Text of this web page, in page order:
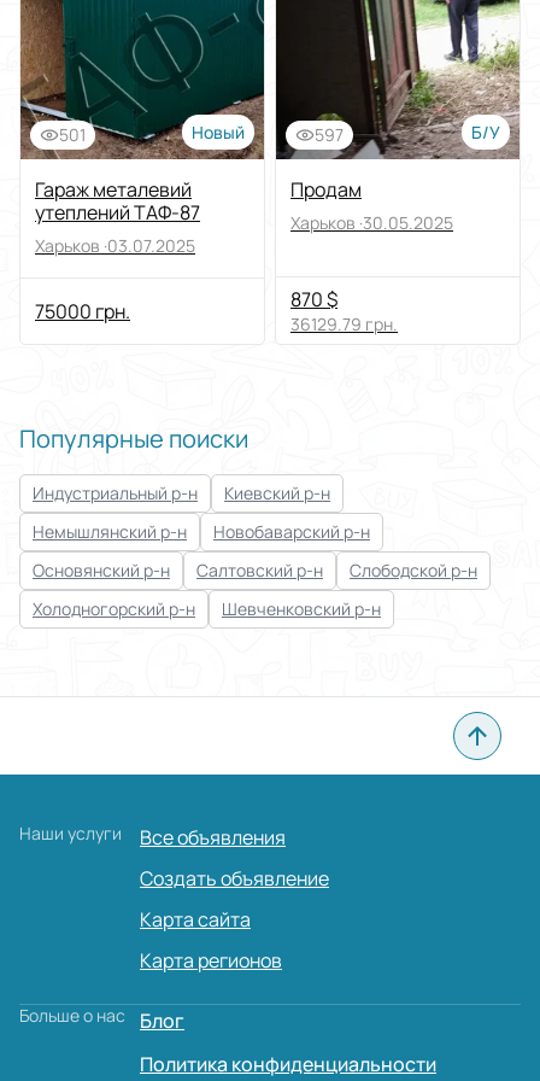
501 Новый
Гараж металевий
утеплений ТАФ-87
Харьков ·03.07.2025
75000 грн.
597 Б/У
Продам
Харьков ·30.05.2025
870 $
36129.79 грн.
Популярные поиски
Индустриальный р-н
Киевский р-н
Немышлянский р-н
Новобаварский р-н
Основянский р-н
Салтовский р-н
Слободской р-н
Холодногорский р-н
Шевченковский р-н
Наши услуги
Все объявления
Создать объявление
Карта сайта
Карта регионов
Больше о нас
Блог
Политика конфиденциальности